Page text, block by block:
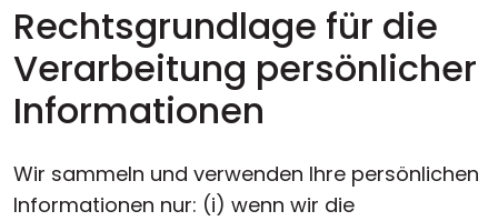
Rechtsgrundlage für die
Verarbeitung persönlicher
Informationen
Wir sammeln und verwenden Ihre persönlichen
Informationen nur: (i) wenn wir die